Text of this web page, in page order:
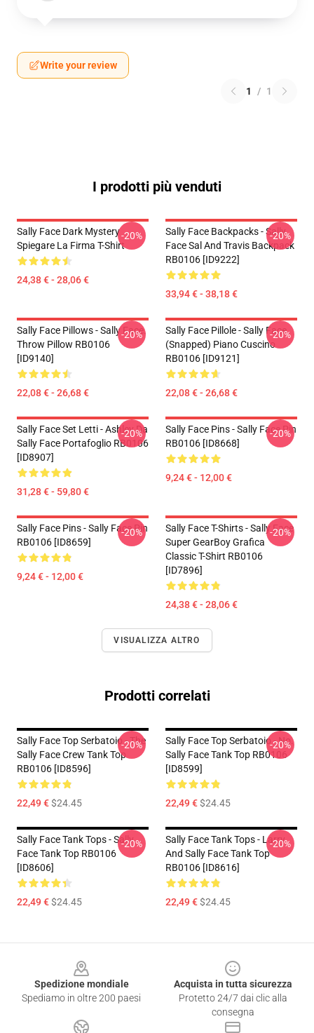
Write your review
1 / 1
I prodotti più venduti
Sally Face Dark Mystery
Spiegare La Firma T-Shirt
24,38 € - 28,06 €
-20%
Sally Face Backpacks - Sally
Face Sal And Travis Backpack
RB0106 [ID9222]
33,94 € - 38,18 €
-20%
Sally Face Pillows - Sally Face.
Throw Pillow RB0106
[ID9140]
22,08 € - 26,68 €
-20%
Sally Face Pillole - Sally Face
(Snapped) Piano Cuscino
RB0106 [ID9121]
22,08 € - 26,68 €
-20%
Sally Face Set Letti - Ashley Da
Sally Face Portafoglio RB0106
[ID8907]
31,28 € - 59,80 €
-20%
Sally Face Pins - Sally Face Pin
RB0106 [ID8668]
9,24 € - 12,00 €
-20%
Sally Face Pins - Sally Face Pin
RB0106 [ID8659]
9,24 € - 12,00 €
-20%
Sally Face T-Shirts - Sally Face
Super GearBoy Grafica
Classic T-Shirt RB0106
[ID7896]
24,38 € - 28,06 €
-20%
VISUALIZZA ALTRO
Prodotti correlati
Sally Face Top Serbatoio - The
Sally Face Crew Tank Top
RB0106 [ID8596]
22,49 €$24.45
-20%
Sally Face Top Serbatoio - No.
Sally Face Tank Top RB0106
[ID8599]
22,49 €$24.45
-20%
Sally Face Tank Tops - Sally
Face Tank Top RB0106
[ID8606]
22,49 €$24.45
-20%
Sally Face Tank Tops - Larry
And Sally Face Tank Top
RB0106 [ID8616]
22,49 €$24.45
-20%
Spedizione mondiale
Spediamo in oltre 200 paesi
Acquista in tutta sicurezza
Protetto 24/7 dai clic alla
consegna